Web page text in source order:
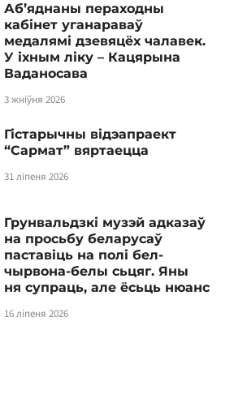
Аб’яднаны пераходны
кабінет уганараваў
медалямі дзевяцёх чалавек.
У іхным ліку – Кацярына
Ваданосава
3 жніўня 2026
Гістарычны відэапраект
“Сармат” вяртаецца
31 ліпеня 2026
Грунвальдзкі музэй адказаў
на просьбу беларусаў
паставіць на полі бел-
чырвона-белы сьцяг. Яны
ня супраць, але ёсьць нюанс
16 ліпеня 2026